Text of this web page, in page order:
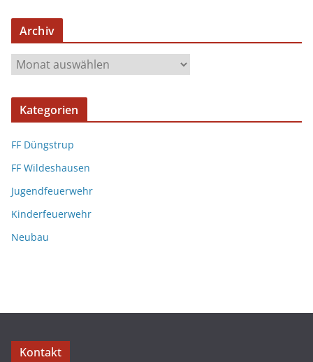
Archiv
Kategorien
FF Düngstrup
FF Wildeshausen
Jugendfeuerwehr
Kinderfeuerwehr
Neubau
Kontakt